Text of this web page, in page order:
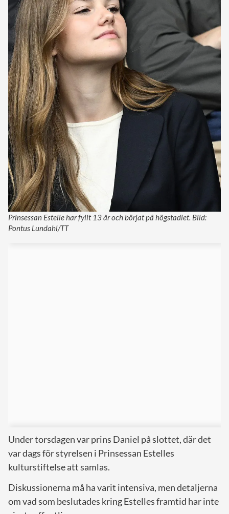
Prinsessan Estelle har fyllt 13 år och börjat på högstadiet. Bild:
Pontus Lundahl/TT
Under torsdagen var prins Daniel på slottet, där det
var dags för styrelsen i Prinsessan Estelles
kulturstiftelse att samlas.
Diskussionerna må ha varit intensiva, men detaljerna
om vad som beslutades kring Estelles framtid har inte